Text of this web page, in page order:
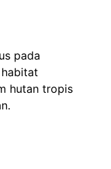
pada
hutan tropis